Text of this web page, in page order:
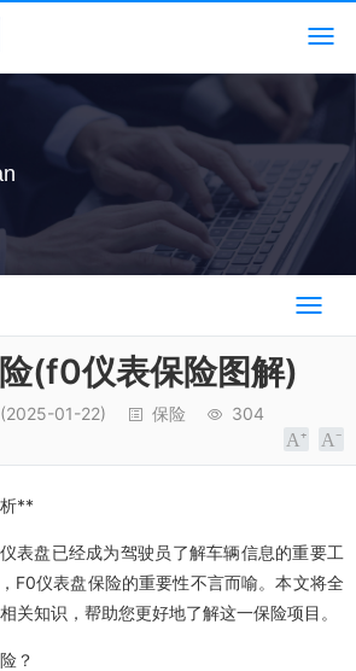
(f0仪表保险图解)
(2025-01-22) 保险 304
**
表盘已经成为驾驶员了解车辆信息的重要工
F0仪表盘保险的重要性不言而喻。本文将全
关知识，帮助您更好地了解这一保险项目。
？